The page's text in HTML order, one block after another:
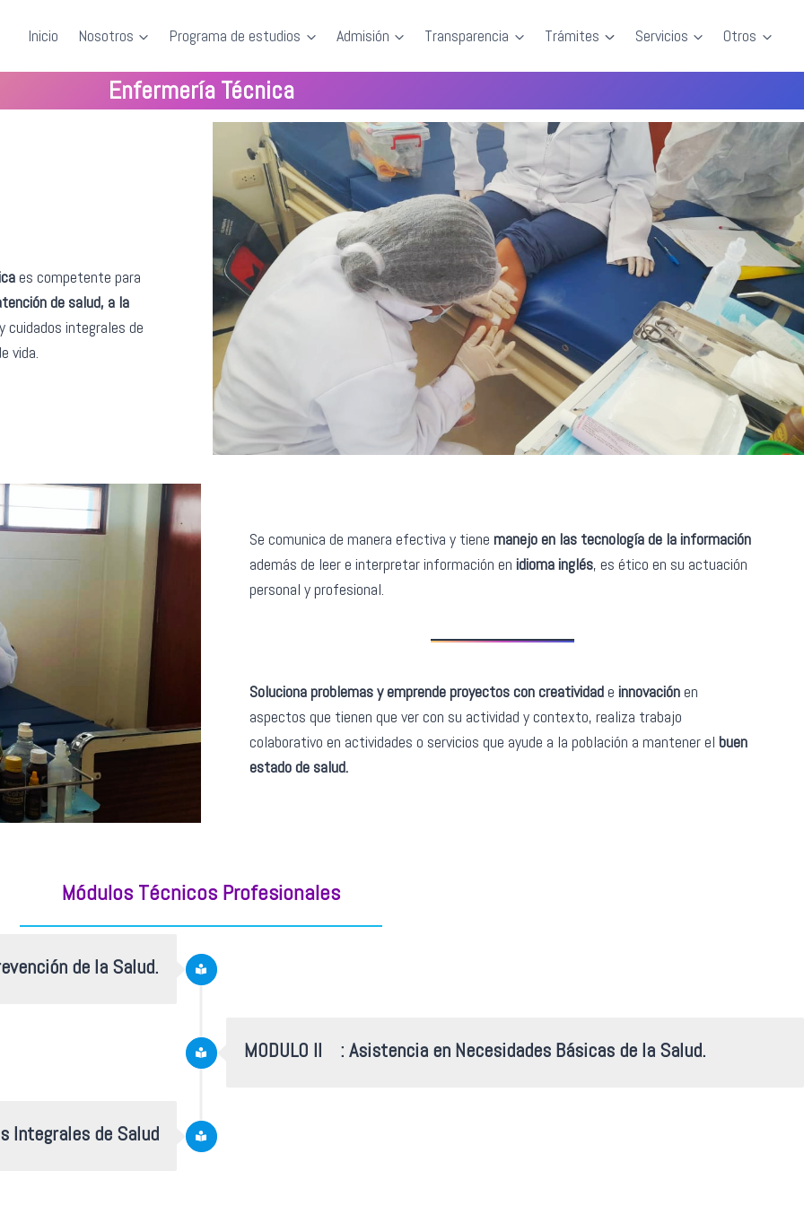
Inicio Nosotros Programa de estudios Admisión Transparencia Trámites Servicios Otros
Enfermería Técnica
es competente para
de salud, a la
cuidados integrales de
vida.
Se comunica de manera efectiva y tiene manejo en las tecnología de la información
además de leer e interpretar información en idioma inglés, es ético en su actuación
personal y profesional.
Soluciona problemas y emprende proyectos con creatividade innovaciónen
aspectos que tienen que ver con su actividad y contexto, realiza trabajo
colaborativo en actividades o servicios que ayude a la población a mantener el buen
estado de salud.
Módulos Técnicos Profesionales
de la Salud.
MODULO II : Asistencia en Necesidades Básicas de la Salud.
Integrales de Salud